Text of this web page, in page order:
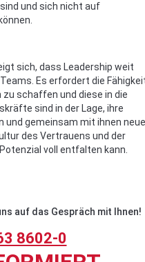
und sich nicht auf
sich, dass Leadership weit
Es erfordert die
zu schaffen und diese in die
sind in der Lage, ihre
und gemeinsam mit ihnen neue
des Vertrauens und der
voll entfalten kann.
auf das Gespräch mit Ihnen!
8602-0